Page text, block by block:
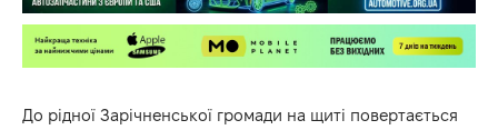
До рідної Зарічненської громади на щиті повертається